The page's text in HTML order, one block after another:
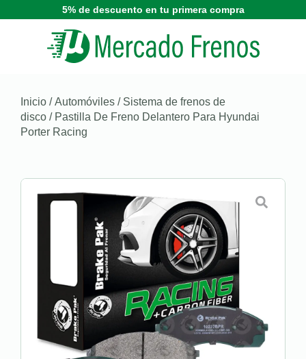
5% de descuento en tu primera compra
Inicio /Automóviles / Sistema de frenos de
disco / Pastilla De Freno Delantero Para Hyundai
Porter Racing